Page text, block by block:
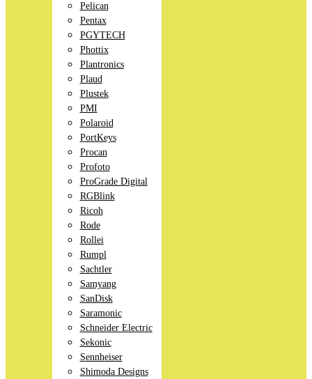
Pelican
Pentax
PGYTECH
Phottix
Plantronics
Plaud
Plustek
PMI
Polaroid
PortKeys
Procan
Profoto
ProGrade Digital
RGBlink
Ricoh
Rode
Rollei
Rumpl
Sachtler
Samyang
SanDisk
Saramonic
Schneider Electric
Sekonic
Sennheiser
Shimoda Designs